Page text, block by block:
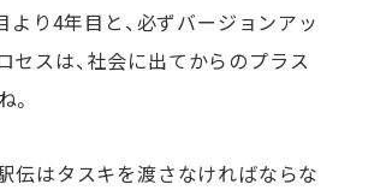
り4年目と、必ずバージョンアッ
スは、社会に出てからのプラス
伝はタスキを渡さなければならな